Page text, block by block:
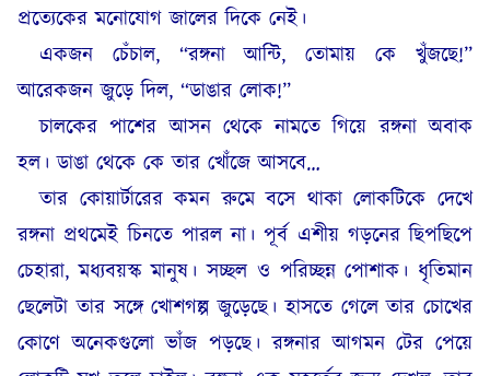
প্রত্যেকের মনোযোগ জালের দিকে নেই।
একজন চেঁচাল, “রঙ্গনা আন্টি, তোমায় কে খুঁজছে!”
আরেকজন জুড়ে দিল, “ডাঙার লোক!”
চালকের পাশের আসন থেকে নামতে গিয়ে রঙ্গনা অবাক
হল। ডাঙা থেকে কে তার খোঁজে আসবে…
তার কোয়ার্টারের কমন রুমে বসে থাকা লোকটিকে দেখে
রঙ্গনা প্রথমেই চিনতে পারল না। পূর্ব এশীয় গড়নের ছিপছিপে
চেহারা, মধ্যবয়স্ক মানুষ। সচ্ছল ও পরিচ্ছন্ন পোশাক। ধৃতিমান
ছেলেটা তার সঙ্গে খোশগল্প জুড়েছে। হাসতে গেলে তার চোখের
কোণে অনেকগুলো ভাঁজ পড়ছে। রঙ্গনার আগমন টের পেয়ে